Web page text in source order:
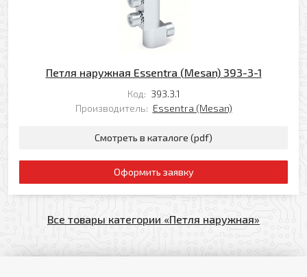
Петля наружная Essentra (Mesan) 393-3-1
Код: 393.3.1
Производитель: Essentra (Mesan)
Смотреть в каталоге (pdf)
Оформить заявку
Все товары категории «Петля наружная»